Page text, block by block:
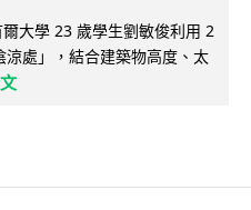
爾大學 23 歲學生劉敏俊利用 2
處」，結合建築物高度、太